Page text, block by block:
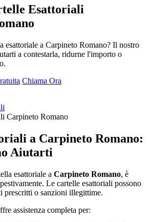
Esattoriali
esattoriale a Carpineto Romano? Il nostro
a contestarla, ridurne l'importo o
Chiama Ora
Carpineto Romano
a Carpineto Romano:
Aiutarti
esattoriale a Carpineto Romano, è
Le cartelle esattoriali possono
prescritti o sanzioni illegittime.
assistenza completa per: